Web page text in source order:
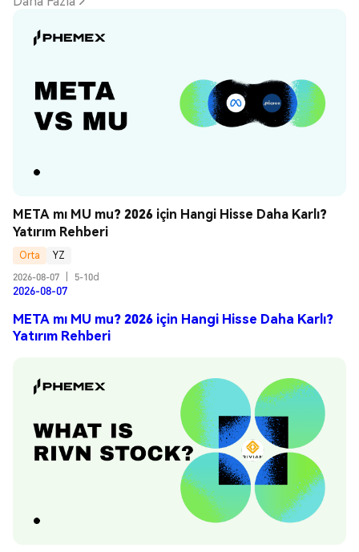
META mı MU mu? 2026 için Hangi Hisse Daha Karlı?
Yatırım Rehberi
Orta
YZ
2026-08-07
5-10d
2026-08-07
META mı MU mu? 2026 için Hangi Hisse Daha Karlı?
Yatırım Rehberi